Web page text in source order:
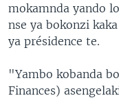
mokamnda yando
nse ya bokonzi
ya présidence te.
"Yambo kobanda
Finances)